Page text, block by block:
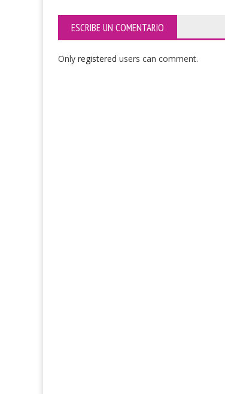
ESCRIBE UN COMENTARIO
Only registered users can comment.